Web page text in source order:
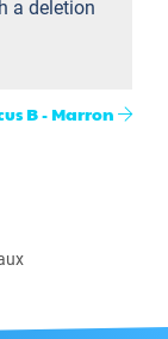
a deletion
B - Marron